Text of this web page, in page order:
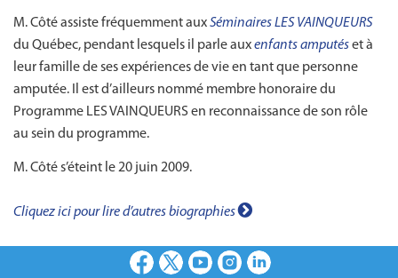
M. Côté assiste fréquemment auxSéminaires LES VAINQUEURS
du Québec, pendant lesquels il parle auxenfants amputéset à
leur famille de ses expériences de vie en tant que personne
amputée. Il est d’ailleurs nommé membre honoraire du
Programme LES VAINQUEURS en reconnaissance de son rôle
au sein du programme.
M. Côté s’éteint le 20 juin 2009.
Cliquez ici pour lire d’autres biographies